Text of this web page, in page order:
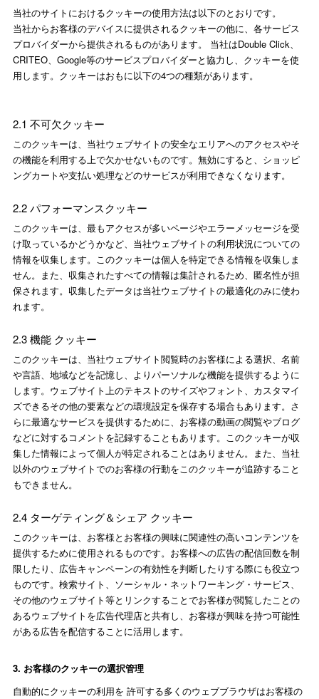
当社のサイトにおけるクッキーの使用方法は以下のとおりです。
当社からお客様のデバイスに提供されるクッキーの他に、各サービス
プロバイダーから提供されるものがあります。 当社はDouble Click、
CRITEO、Google等のサービスプロバイダーと協力し、クッキーを使
用します。クッキーはおもに以下の4つの種類があります。
2.1 不可欠クッキー
このクッキーは、当社ウェブサイトの安全なエリアへのアクセスやそ
の機能を利用する上で欠かせないものです。無効にすると、ショッピ
ングカートや支払い処理などのサービスが利用できなくなります。
2.2 パフォーマンスクッキー
このクッキーは、最もアクセスが多いページやエラーメッセージを受
け取っているかどうかなど、当社ウェブサイトの利用状況についての
情報を収集します。このクッキーは個人を特定できる情報を収集しま
せん。また、収集されたすべての情報は集計されるため、匿名性が担
保されます。収集したデータは当社ウェブサイトの最適化のみに使わ
れます。
2.3 機能 クッキー
このクッキーは、当社ウェブサイト閲覧時のお客様による選択、名前
や言語、地域などを記憶し、よりパーソナルな機能を提供するように
します。ウェブサイト上のテキストのサイズやフォント、カスタマイ
ズできるその他の要素などの環境設定を保存する場合もあります。さ
らに最適なサービスを提供するために、お客様の動画の閲覧やブログ
などに対するコメントを記録することもあります。このクッキーが収
集した情報によって個人が特定されることはありません。また、当社
以外のウェブサイトでのお客様の行動をこのクッキーが追跡すること
もできません。
2.4 ターゲティング＆シェア クッキー
このクッキーは、お客様とお客様の興味に関連性の高いコンテンツを
提供するために使用されるものです。お客様への広告の配信回数を制
限したり、広告キャンペーンの有効性を判断したりする際にも役立つ
ものです。検索サイト、ソーシャル・ネットワーキング・サービス、
その他のウェブサイト等とリンクすることでお客様が閲覧したことの
あるウェブサイトを広告代理店と共有し、お客様が興味を持つ可能性
がある広告を配信することに活用します。
3. お客様のクッキーの選択管理
自動的にクッキーの利用を 許可する多くのウェブブラウザはお客様の